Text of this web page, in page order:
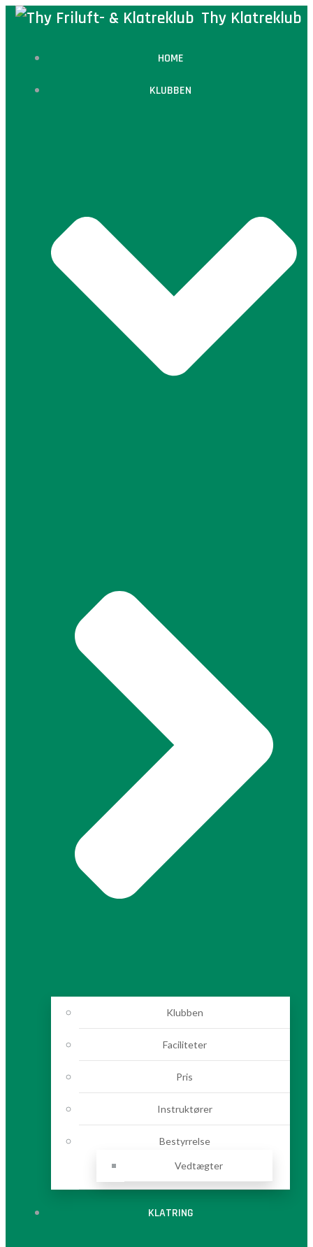
Videre
Thy Klatreklub
HOME
KLUBBEN
Klubben
Faciliteter
Pris
Instruktører
Bestyrrelse
Vedtægter
KLATRING